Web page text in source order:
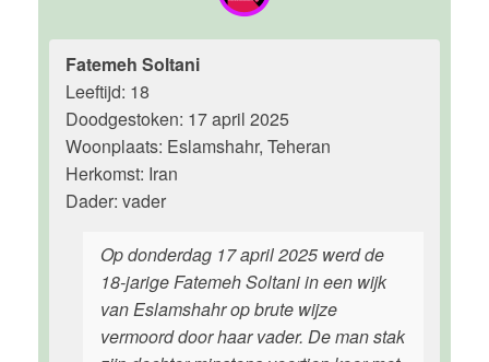
Fatemeh Soltani
Leeftijd: 18
Doodgestoken: 17 april 2025
Woonplaats: Eslamshahr, Teheran
Herkomst: Iran
Dader: vader
Op donderdag 17 april 2025 werd de
18-jarige Fatemeh Soltani in een wijk
van Eslamshahr op brute wijze
vermoord door haar vader. De man stak